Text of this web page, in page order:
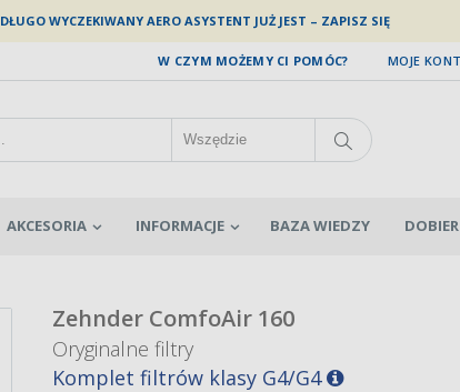
DŁUGO WYCZEKIWANY AERO ASYSTENT JUŻ JEST – ZAPISZ SIĘ
MOJE
W CZYM MOŻEMY CI POMÓC?
AKCESORIA INFORMACJE BAZA WIEDZY
Zehnder ComfoAir 160
Oryginalne filtry
Komplet filtrów klasy G4/G4